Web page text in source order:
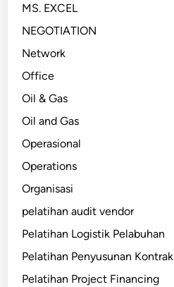
MS. EXCEL
NEGOTIATION
Network
Office
Oil & Gas
Oil and Gas
Operasional
Operations
Organisasi
pelatihan audit vendor
Pelatihan Logistik Pelabuhan
Pelatihan Penyusunan Kontrak
Pelatihan Project Financing